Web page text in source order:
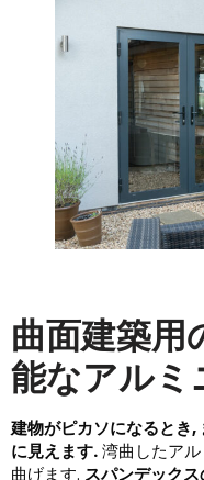
曲面建築用
能なアルミ
建物がピカソになるとき,
に見えます.湾曲したア
曲げます. スパンデック